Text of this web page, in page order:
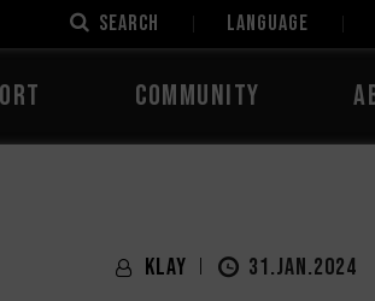
SEARCH LANGUAGE
COMMUNITY
Klay 31.JAN.2024